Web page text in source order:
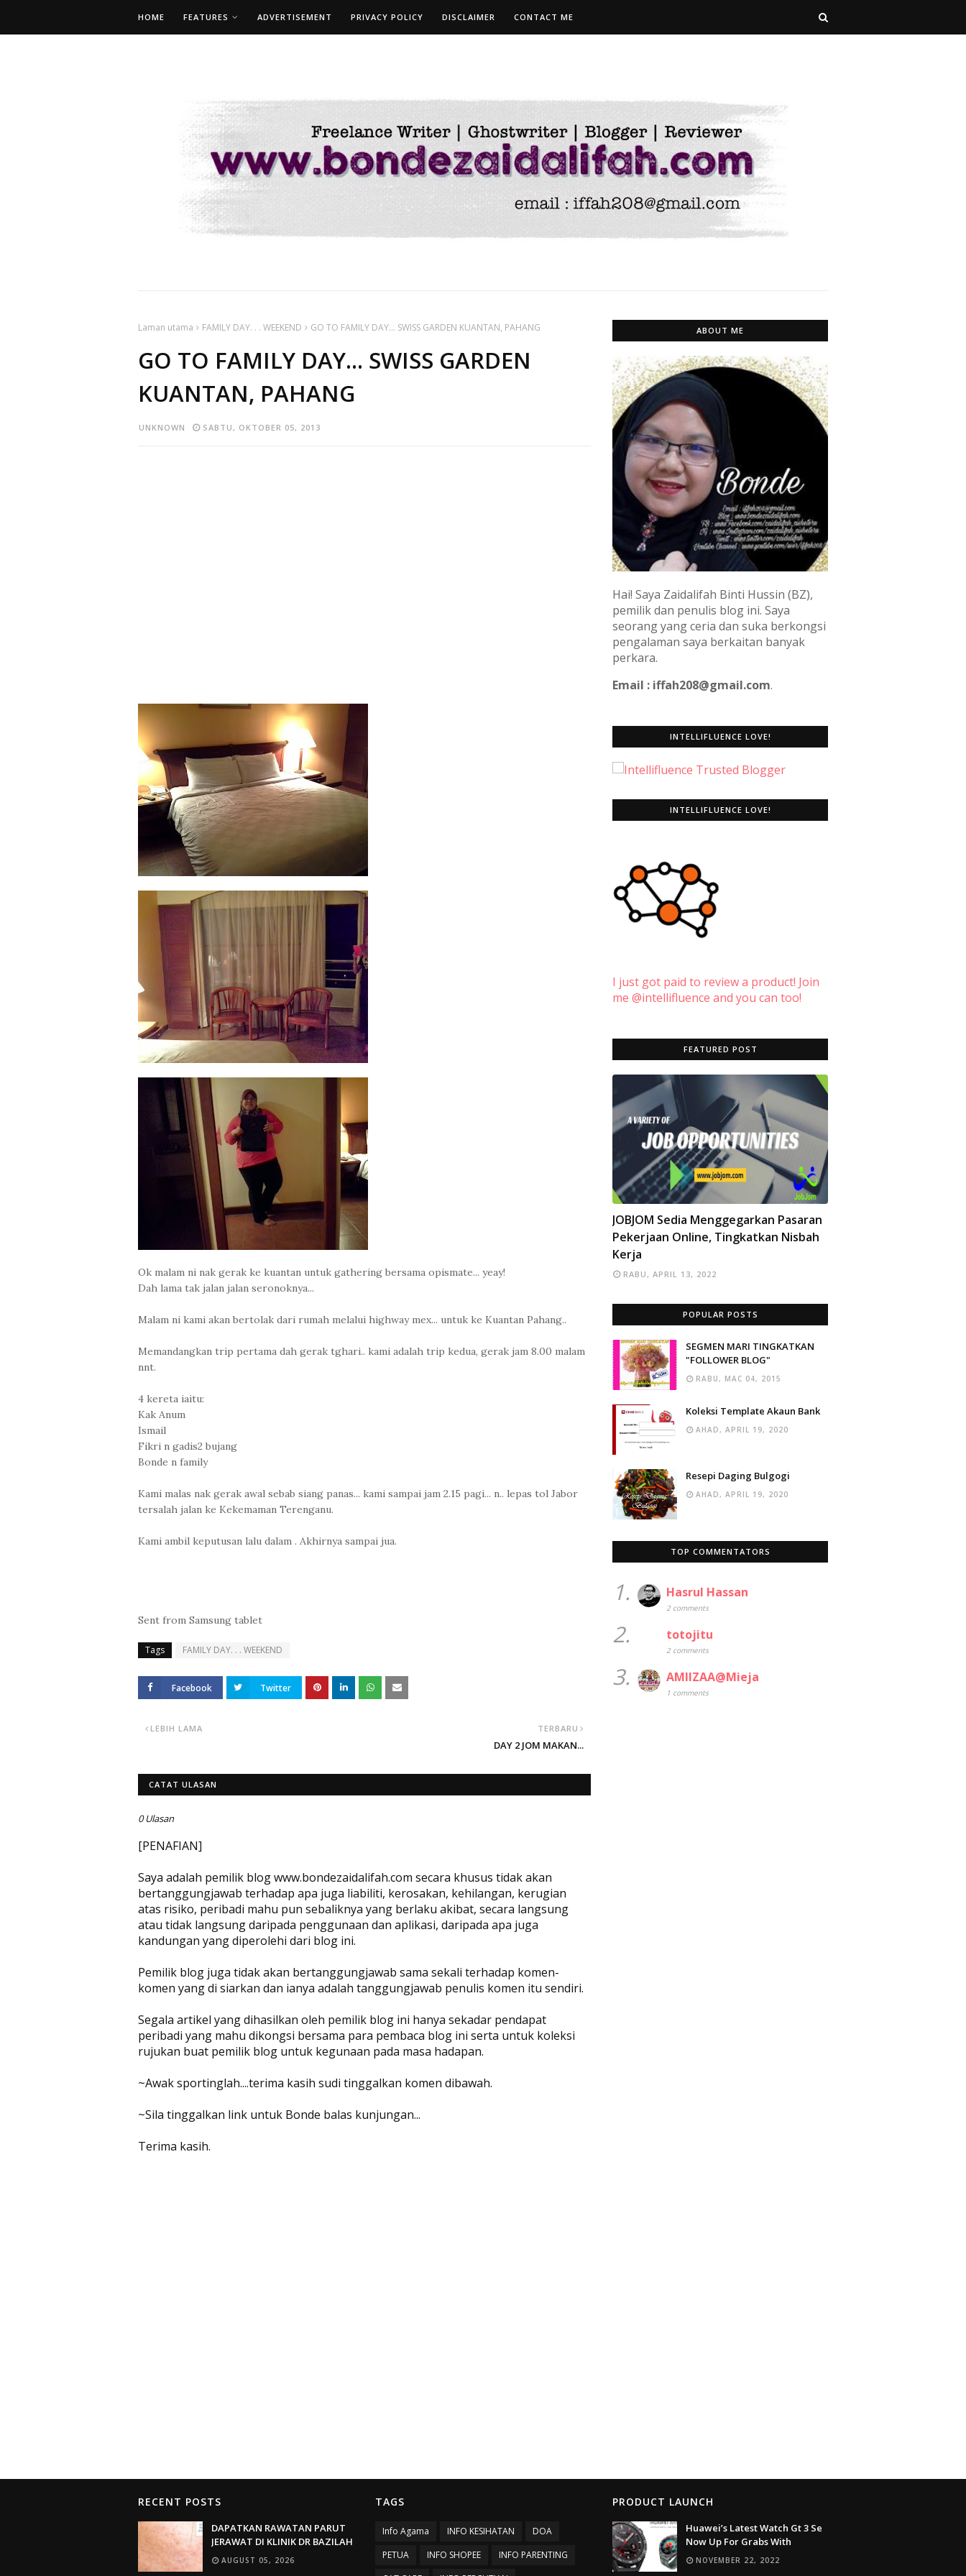
HOME FEATURES ADVERTISEMENT PRIVACY POLICY DISCLAIMER CONTACT ME
Laman utama FAMILY DAY. . . WEEKEND GO TO FAMILY DAY... SWISS GARDEN KUANTAN, PAHANG
GO TO FAMILY DAY... SWISS GARDEN
KUANTAN, PAHANG
UNKNOWN SABTU, OKTOBER 05, 2013
Ok malam ni nak gerak ke kuantan untuk gathering bersama opismate... yeay!
Dah lama tak jalan jalan seronoknya...
Malam ni kami akan bertolak dari rumah melalui highway mex... untuk ke Kuantan Pahang..
Memandangkan trip pertama dah gerak tghari.. kami adalah trip kedua, gerak jam 8.00 malam
nnt.
4 kereta iaitu:
Kak Anum
Ismail
Fikri n gadis2 bujang
Bonde n family
Kami malas nak gerak awal sebab siang panas... kami sampai jam 2.15 pagi... n.. lepas tol Jabor
tersalah jalan ke Kekemaman Terenganu.
Kami ambil keputusan lalu dalam . Akhirnya sampai jua.
Sent from Samsung tablet
Tags FAMILY DAY. . . WEEKEND
Facebook Twitter
TERBARU
DAY 2 JOM MAKAN...
LEBIH LAMA
CATAT ULASAN
0 Ulasan
[PENAFIAN]
Saya adalah pemilik blog www.bondezaidalifah.com secara khusus tidak akan
bertanggungjawab terhadap apa juga liabiliti, kerosakan, kehilangan, kerugian
atas risiko, peribadi mahu pun sebaliknya yang berlaku akibat, secara langsung
atau tidak langsung daripada penggunaan dan aplikasi, daripada apa juga
kandungan yang diperolehi dari blog ini.
Pemilik blog juga tidak akan bertanggungjawab sama sekali terhadap komen-
komen yang di siarkan dan ianya adalah tanggungjawab penulis komen itu sendiri.
Segala artikel yang dihasilkan oleh pemilik blog ini hanya sekadar pendapat
peribadi yang mahu dikongsi bersama para pembaca blog ini serta untuk koleksi
rujukan buat pemilik blog untuk kegunaan pada masa hadapan.
~Awak sportinglah....terima kasih sudi tinggalkan komen dibawah.
~Sila tinggalkan link untuk Bonde balas kunjungan...
Terima kasih.
ABOUT ME
Hai! Saya Zaidalifah Binti Hussin (BZ),
pemilik dan penulis blog ini. Saya
seorang yang ceria dan suka berkongsi
pengalaman saya berkaitan banyak
perkara.
Email : iffah208@gmail.com.
INTELLIFLUENCE LOVE!
INTELLIFLUENCE LOVE!
I just got paid to review a product! Join
me @intellifluence and you can too!
FEATURED POST
INFO
JOBJOM Sedia Menggegarkan Pasaran
Pekerjaan Online, Tingkatkan Nisbah
Kerja
RABU, APRIL 13, 2022
POPULAR POSTS
SEGMEN MARI TINGKATKAN
"FOLLOWER BLOG"
RABU, MAC 04, 2015
Koleksi Template Akaun Bank
AHAD, APRIL 19, 2020
Resepi Daging Bulgogi
AHAD, APRIL 19, 2020
TOP COMMENTATORS
1. Hasrul Hassan
2 comments
2. totojitu
2 comments
3. AMIIZAA@Mieja
1 comments
RECENT POSTS
DAPATKAN RAWATAN PARUT
JERAWAT DI KLINIK DR BAZILAH
AUGUST 05, 2026
TAGS
Info Agama INFO KESIHATAN
DOA
PETUA
INFO SHOPEE
INFO PARENTING
PRODUCT LAUNCH
Huawei’s Latest Watch Gt 3 Se
Now Up For Grabs With
NOVEMBER 22, 2022